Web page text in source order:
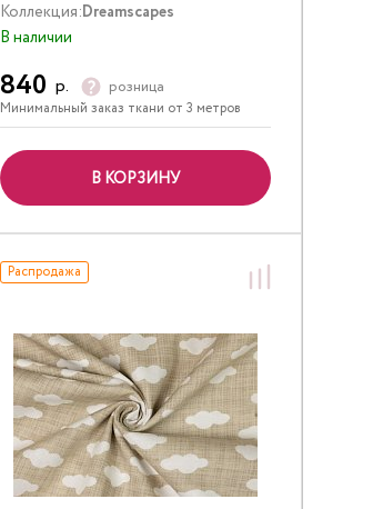
Коллекция:Dreamscapes
В наличии
840 р. розница
Минимальный заказ ткани от 3 метров
В КОРЗИНУ
Распродажа